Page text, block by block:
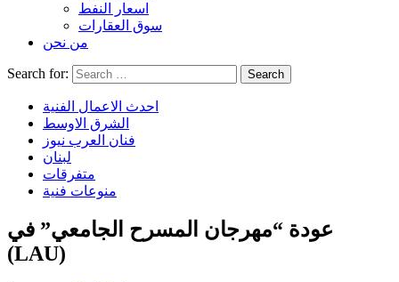
اسعار النفط
سوق العقارات
من نحن
Search for:
احدث الاعمال الفنية
الشرق الاوسط
فنان العرب نيوز
لبنان
متفرقات
منوعات فنية
عودة “مهرجان المسرح الجامعي” في
(LAU)